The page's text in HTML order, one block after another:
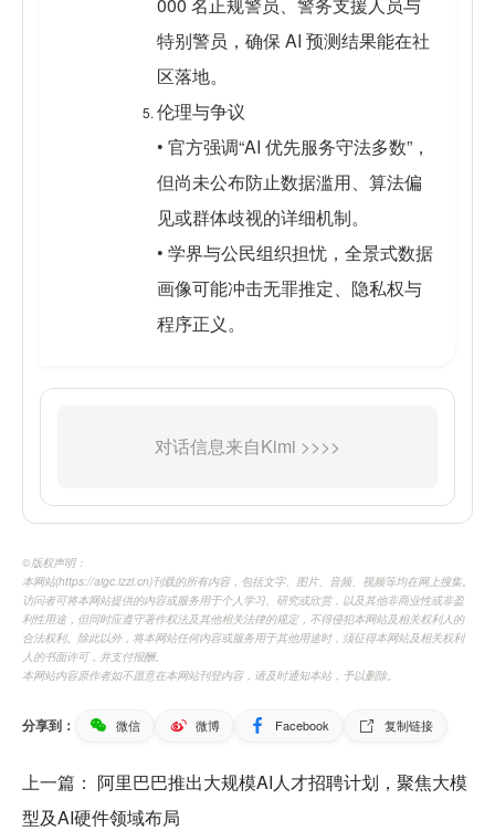
特别警员，确保 AI 预测结果能在社
区落地。
伦理与争议
• 官方强调“AI 优先服务守法多数”，
但尚未公布防止数据滥用、算法偏
见或群体歧视的详细机制。
• 学界与公民组织担忧，全景式数据
画像可能冲击无罪推定、隐私权与
程序正义。
©️版权声明：
本网站(https://aigc.izzi.cn)刊载的所有内容，包括文字、图片、音频、视频等均在网上搜集。
访问者可将本网站提供的内容或服务用于个人学习、研究或欣赏，以及其他非商业性或非盈
利性用途，但同时应遵守著作权法及其他相关法律的规定，不得侵犯本网站及相关权利人的
合法权利。除此以外，将本网站任何内容或服务用于其他用途时，须征得本网站及相关权利
人的书面许可，并支付报酬。
本网站内容原作者如不愿意在本网站刊登内容，请及时通知本站，予以删除。
分享到： 微信 微博 Facebook 复制链接
上一篇： 阿里巴巴推出大规模AI人才招聘计划，聚焦大模
型及AI硬件领域布局